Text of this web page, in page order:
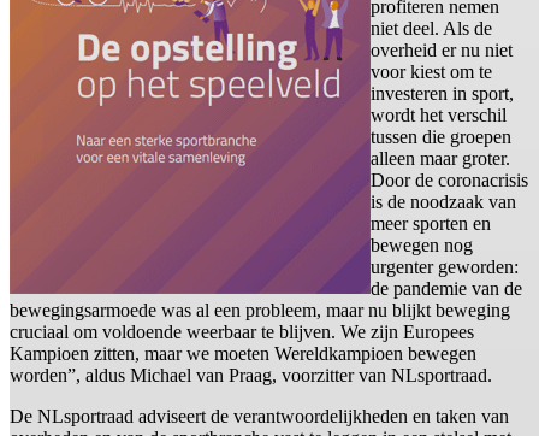
profiteren nemen
niet deel. Als de
overheid er nu niet
voor kiest om te
investeren in sport,
wordt het verschil
tussen die groepen
alleen maar groter.
Door de coronacrisis
is de noodzaak van
meer sporten en
bewegen nog
urgenter geworden:
de pandemie van de
bewegingsarmoede was al een probleem, maar nu blijkt beweging
cruciaal om voldoende weerbaar te blijven. We zijn Europees
Kampioen zitten, maar we moeten Wereldkampioen bewegen
worden”, aldus Michael van Praag, voorzitter van NLsportraad.
De NLsportraad adviseert de verantwoordelijkheden en taken van